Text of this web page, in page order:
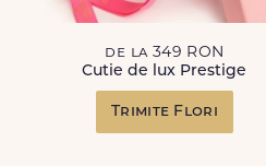
de la 349 RON
Cutie de lux Prestige
Trimite Flori